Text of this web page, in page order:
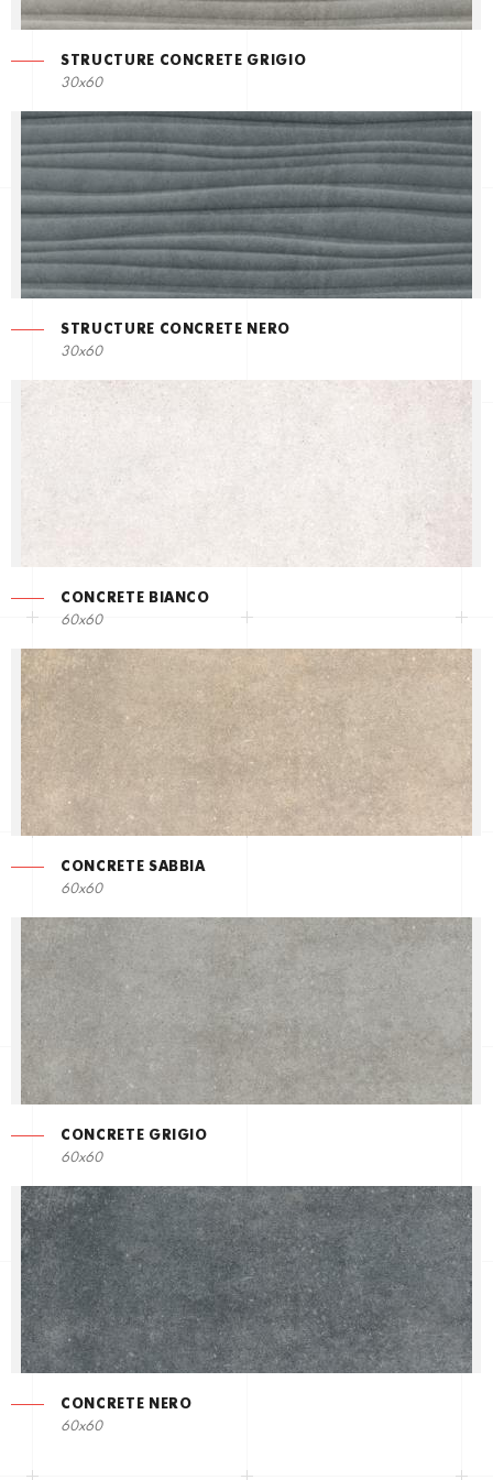
STRUCTURE CONCRETE GRIGIO
30x60
STRUCTURE CONCRETE NERO
30x60
CONCRETE BIANCO
60x60
CONCRETE SABBIA
60x60
CONCRETE GRIGIO
60x60
CONCRETE NERO
60x60